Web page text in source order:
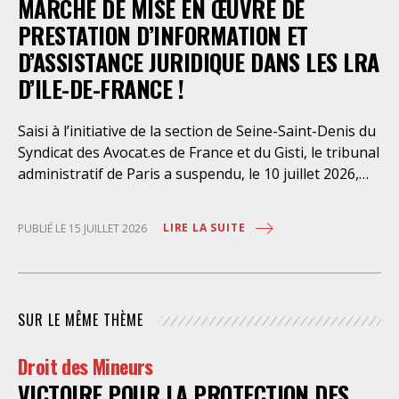
police a depuis trop longtemps
MARCHÉ DE MISE EN ŒUVRE DE
PRESTATION D’INFORMATION ET
D’ASSISTANCE JURIDIQUE DANS LES LRA
D’ILE-DE-FRANCE !
Saisi à l’initiative de la section de Seine-Saint-Denis du
Syndicat des Avocat.es de France et du Gisti, le tribunal
administratif de Paris a suspendu, le 10 juillet 2026,
juridique des étrangers maintenus dans les locaux de
droits fondamentaux des personnes retenues et
déontologiques régissant la profession d’avocat. Ainsi,
l’assistance dont bénéficient les personnes retenues,
PUBLIÉ LE 15 JUILLET 2026 LIRE LA SUITE
SUR LE MÊME THÈME
Droit des Mineurs